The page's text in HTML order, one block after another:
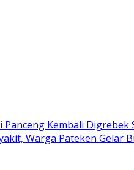
Panceng Kembali
Warga Pateken Gelar